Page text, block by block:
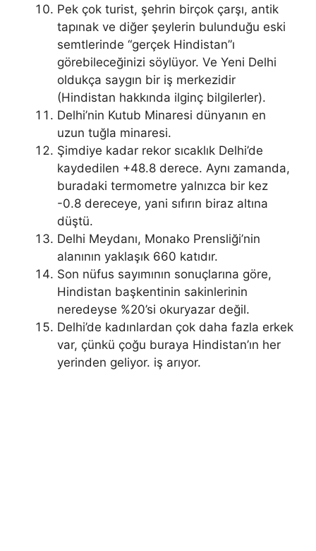
Pek çok turist, şehrin birçok çarşı, antik
tapınak ve diğer şeylerin bulunduğu eski
semtlerinde “gerçek Hindistan”ı
görebileceğinizi söylüyor. Ve Yeni Delhi
oldukça saygın bir iş merkezidir
(Hindistan hakkında ilginç bilgilerler).
Delhi’nin Kutub Minaresi dünyanın en
uzun tuğla minaresi.
Şimdiye kadar rekor sıcaklık Delhi’de
kaydedilen +48.8 derece. Aynı zamanda,
buradaki termometre yalnızca bir kez
-0.8 dereceye, yani sıfırın biraz altına
düştü.
Delhi Meydanı, Monako Prensliği’nin
alanının yaklaşık 660 katıdır.
Son nüfus sayımının sonuçlarına göre,
Hindistan başkentinin sakinlerinin
neredeyse %20’si okuryazar değil.
Delhi’de kadınlardan çok daha fazla erkek
var, çünkü çoğu buraya Hindistan’ın her
yerinden geliyor. iş arıyor.